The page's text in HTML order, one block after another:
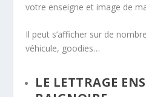
votre enseigne et image de
Il peut s’afficher sur de
véhicule, goodies…
LE LETTRAGE